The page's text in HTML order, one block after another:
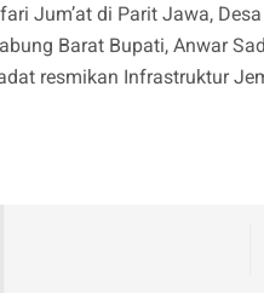
Jum’at di Parit Jawa,
Barat Bupati, Anwar
resmikan Infrastruktur